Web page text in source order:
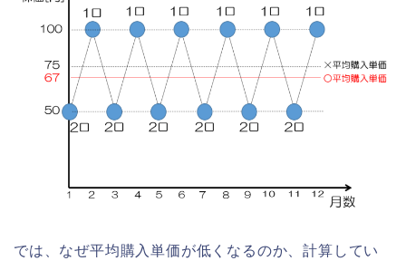
では、なぜ平均購入単価が低くなるのか、計算してい